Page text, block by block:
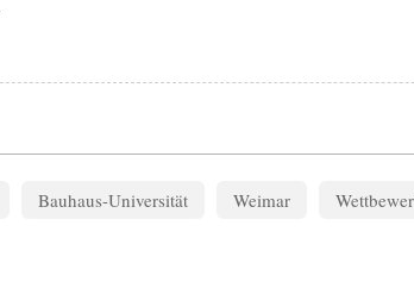
Bauhaus-Universität Weimar